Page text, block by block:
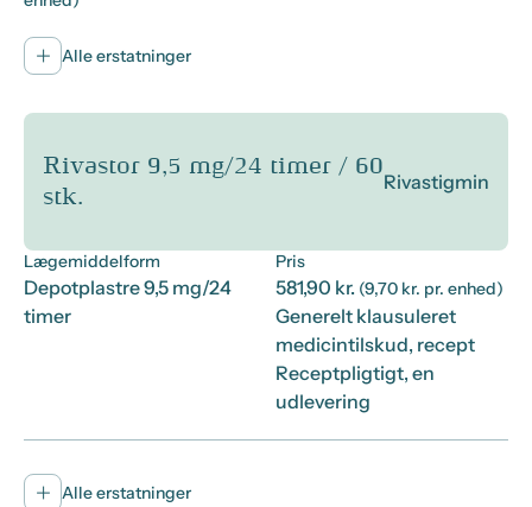
Alle erstatninger
Rivastor 9,5 mg/24 timer / 60
stk.
Rivastigmin
Lægemiddelform
Depotplastre 9,5 mg/24
timer
Pris
581,90 kr. (9,70 kr. pr. enhed)
Generelt klausuleret
medicintilskud, recept
Receptpligtigt, en
udlevering
Alle erstatninger